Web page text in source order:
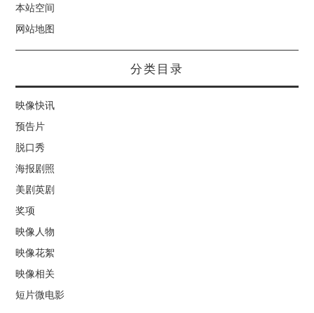
本站空间
网站地图
分类目录
映像快讯
预告片
脱口秀
海报剧照
美剧英剧
奖项
映像人物
映像花絮
映像相关
短片微电影